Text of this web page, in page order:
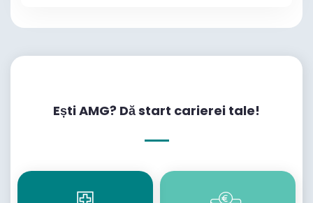
Ești AMG? Dă start carierei tale!